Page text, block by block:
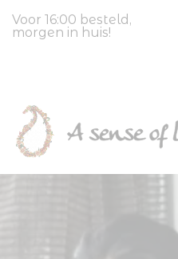
Voor 16:00 besteld,
morgen in huis!